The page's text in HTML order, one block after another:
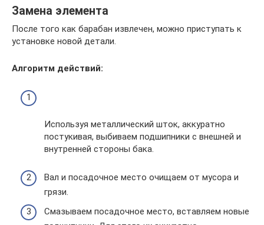
Замена элемента
После того как барабан извлечен, можно приступать к
установке новой детали.
Алгоритм действий:
Используя металлический шток, аккуратно
постукивая, выбиваем подшипники с внешней и
внутренней стороны бака.
Вал и посадочное место очищаем от мусора и
грязи.
Смазываем посадочное место, вставляем новые